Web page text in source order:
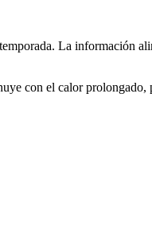
La información
con el calor